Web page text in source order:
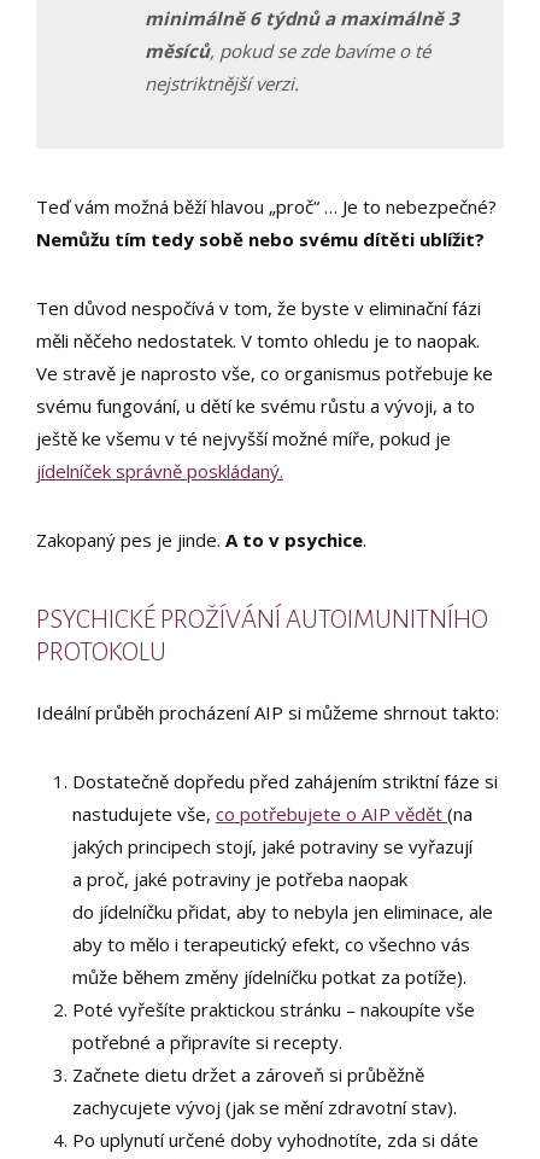
minimálně 6 týdnů a maximálně 3
měsíců, pokud se zde bavíme o té
nejstriktnější verzi.
Teď vám možná běží hlavou „proč“ … Je to nebezpečné?
Nemůžu tím tedy sobě nebo svému dítěti ublížit?
Ten důvod nespočívá v tom, že byste v eliminační fázi
měli něčeho nedostatek. V tomto ohledu je to naopak.
Ve stravě je naprosto vše, co organismus potřebuje ke
svému fungování, u dětí ke svému růstu a vývoji, a to
ještě ke všemu v té nejvyšší možné míře, pokud je
jídelníček správně poskládaný.
Zakopaný pes je jinde. A to v psychice.
PSYCHICKÉ PROŽÍVÁNÍ AUTOIMUNITNÍHO
PROTOKOLU
Ideální průběh procházení AIP si můžeme shrnout takto:
Dostatečně dopředu před zahájením striktní fáze si
nastudujete vše, co potřebujete o AIP vědět (na
jakých principech stojí, jaké potraviny se vyřazují
a proč, jaké potraviny je potřeba naopak
do jídelníčku přidat, aby to nebyla jen eliminace, ale
aby to mělo i terapeutický efekt, co všechno vás
může během změny jídelníčku potkat za potíže).
Poté vyřešíte praktickou stránku – nakoupíte vše
potřebné a připravíte si recepty.
Začnete dietu držet a zároveň si průběžně
zachycujete vývoj (jak se mění zdravotní stav).
Po uplynutí určené doby vyhodnotíte, zda si dáte